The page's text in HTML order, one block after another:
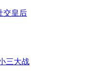
交皇后
三大战